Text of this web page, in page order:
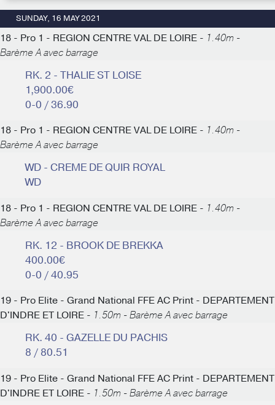
SUNDAY, 16 MAY 2021
18 - Pro 1 - REGION CENTRE VAL DE LOIRE - 1.40m -
Barème A avec barrage
RK. 2 - THALIE ST LOISE
1,900.00€
0-0 / 36.90
18 - Pro 1 - REGION CENTRE VAL DE LOIRE - 1.40m -
Barème A avec barrage
WD - CREME DE QUIR ROYAL
WD
18 - Pro 1 - REGION CENTRE VAL DE LOIRE - 1.40m -
Barème A avec barrage
RK. 12 - BROOK DE BREKKA
400.00€
0-0 / 40.95
19 - Pro Elite - Grand National FFE AC Print - DEPARTEMENT
D'INDRE ET LOIRE - 1.50m - Barème A avec barrage
RK. 40 - GAZELLE DU PACHIS
8 / 80.51
19 - Pro Elite - Grand National FFE AC Print - DEPARTEMENT
D'INDRE ET LOIRE - 1.50m - Barème A avec barrage